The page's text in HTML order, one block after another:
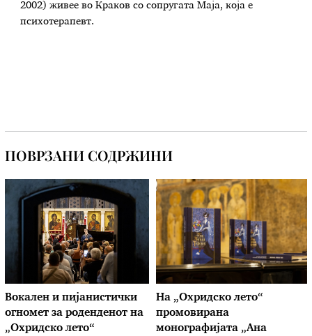
2002) живее во Краков со сопругата Маја, која е
психотерапевт.
ПОВРЗАНИ СОДРЖИНИ
Вокален и пијанистички
огномет за роденденот на
„Охридско лето“
На „Охридско лето“
промовирана
монографијата „Ана